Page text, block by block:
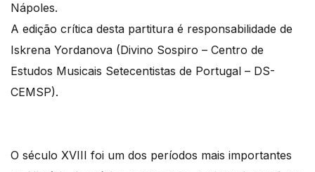
Nápoles.
A edição crítica desta partitura é responsabilidade de
Iskrena Yordanova (Divino Sospiro – Centro de
Estudos Musicais Setecentistas de Portugal – DS-
CEMSP).
O século XVIII foi um dos períodos mais importantes